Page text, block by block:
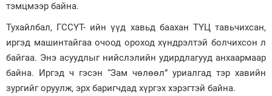
тэмцмээр байна.
Тухайлбал, ГССҮТ- ийн үүд хавьд баахан ТҮЦ тавьчихсан,
иргэд машинтайгаа очоод ороход хүндрэлтэй болчихсон л
байгаа. Энэ асуудлыг нийслэлийн удирдлагууд анхаармаар
байна. Иргэд ч гэсэн “Зам чөлөөл” уриалгад тэр хавийн
зургийг оруулж, эрх баригчдад хүргэх хэрэгтэй байна.